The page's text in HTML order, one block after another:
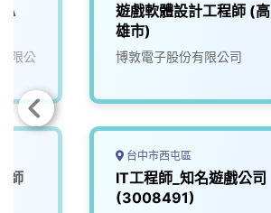
A
限公
師
遊戲軟體設計工程師 (高
雄市)
博敦電子股份有限公司
台中市西屯區
IT工程師_知名遊戲公司
(3008491)